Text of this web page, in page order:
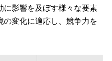
に影響を及ぼす様々な要素
の変化に適応し、競争力を